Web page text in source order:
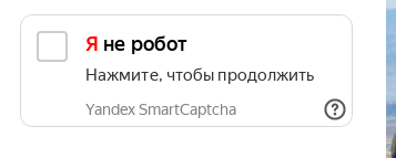
Я не робот
Нажмите, чтобы продолжить
Yandex SmartCaptcha